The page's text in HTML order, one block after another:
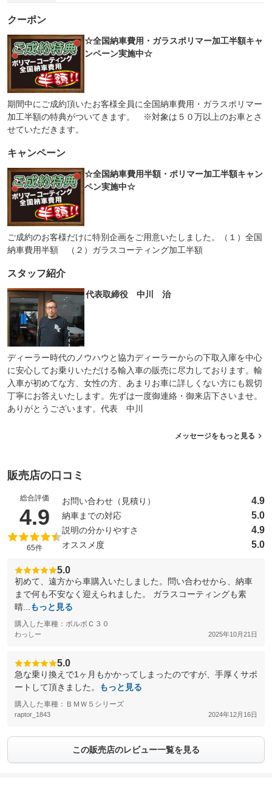
クーポン
☆全国納車費用・ガラスポリマー加工半額キャ
ンペーン実施中☆
期間中にご成約頂いたお客様全員に全国納車費用・ガラスポリマー
加工半額の特典がついてきます。 ※対象は５０万以上のお車とさ
せていただきます。
キャンペーン
☆全国納車費用半額・ポリマー加工半額キャン
ペン実施中☆
ご成約のお客様だけに特別企画をご用意いたしました。（１）全国
納車費用半額 （２）ガラスコーティング加工半額
スタッフ紹介
代表取締役 中川 治
ディーラー時代のノウハウと協力ディーラーからの下取入庫を中心
に安心してお乗りいただける輸入車の販売に尽力しております。輸
入車が初めてな方、女性の方、あまりお車に詳しくない方にも親切
丁寧にお答えいたします。先ずは一度御連絡・御来店下さいませ。
ありがとうございます。代表 中川
メッセージをもっと見る
販売店の口コミ
総合評価
4.9 （5点満点中）
65件
お問い合わせ（見積り） 4.9
納車までの対応 5.0
説明の分かりやすさ 4.9
オススメ度 5.0
5.0
初めて、遠方から車購入いたしました。問い合わせから、納車
まで何も不安なく迎えられました。 ガラスコーティングも素
晴...
もっと見る
購入した車種：ボルボＣ３０
わっしー 2025年10月21日
5.0
急な乗り換えで1ヶ月もかかってしまったのですが、手厚くサポ
ートして頂きました。
もっと見る
購入した車種：ＢＭＷ５シリーズ
raptor_1843 2024年12月16日
この販売店のレビュー一覧を見る